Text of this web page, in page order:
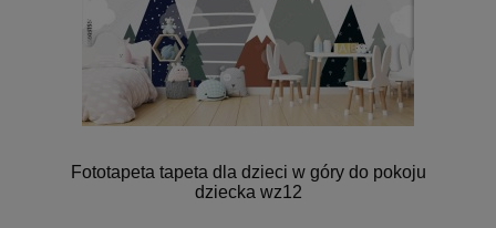
Fototapeta tapeta dla dzieci w góry do pokoju
dziecka wz12